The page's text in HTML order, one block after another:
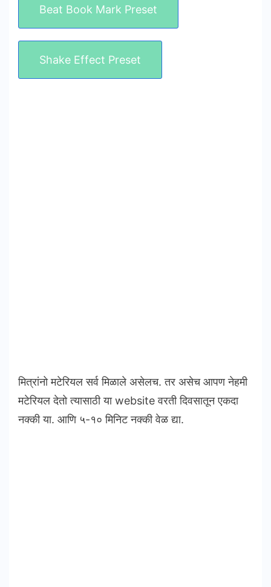
Beat Book Mark Preset
Shake Effect Preset
मित्रांनो मटेरियल सर्व मिळाले असेलच. तर असेच आपण नेहमी
मटेरियल देतो त्यासाठी या website वरती दिवसातून एकदा
नक्की या. आणि ५-१० मिनिट नक्की वेळ द्या.